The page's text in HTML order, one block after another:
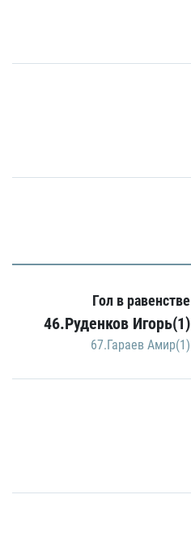
Гол в равенстве
46.Руденков Игорь(1)
67.Гараев Амир(1)